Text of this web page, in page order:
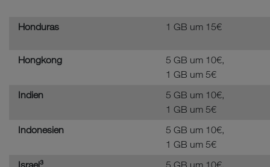
Honduras 1 GB um 15€
Hongkong
5 GB um 10€,
1 GB um 5€
Indien
5 GB um 10€,
1 GB um 5€
Indonesien
5 GB um 10€,
1 GB um 5€